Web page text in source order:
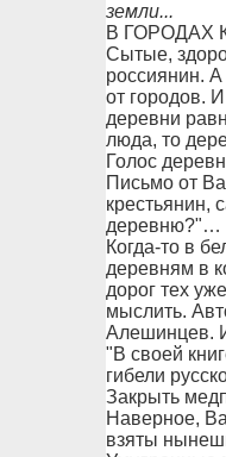
земли...
В ГОРОДАХ
Сытые,
россиянин.
от городов.
деревни
люда, то
Голос
Письмо от
крестьянин,
деревню?"…
Когда-то в
деревням в
дорог тех
мыслить.
Алешинцев.
"В своей
гибели
Закрыть
Наверное,
взяты